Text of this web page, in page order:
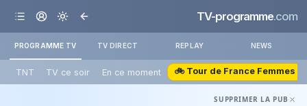
TV-programme.com
PROGRAMME TV TV DIRECT REPLAY NEWS
TNT TV ce soir En ce moment 🚲 Tour de France Femmes
SUPPRIMER LA PUB